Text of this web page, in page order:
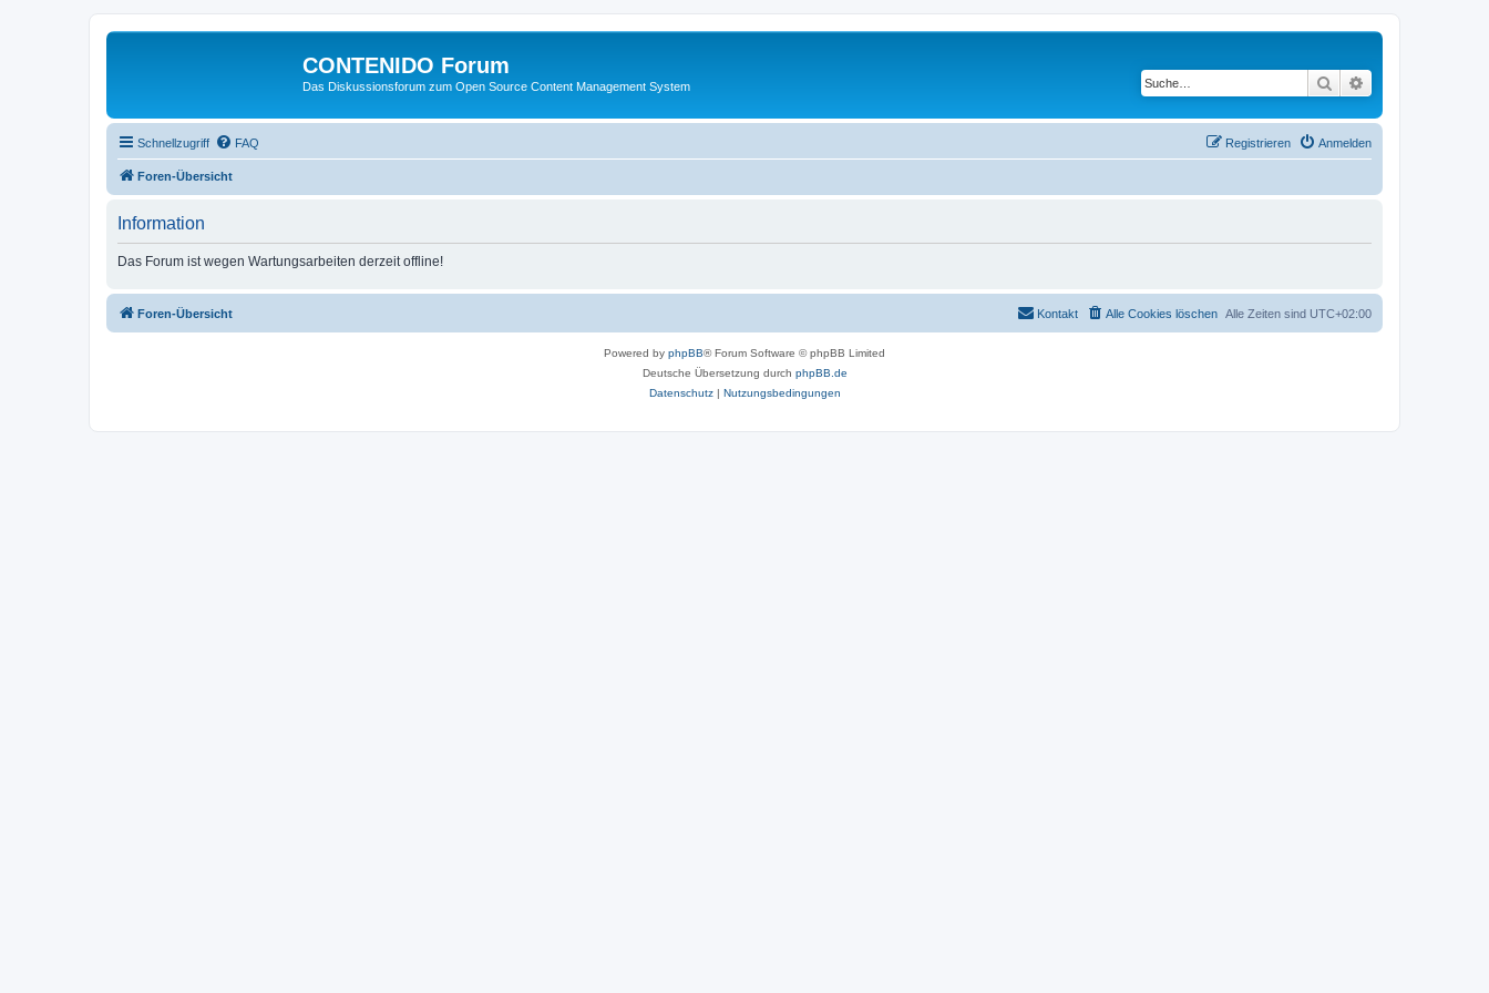
CONTENIDO Forum
Das Diskussionsforum zum Open Source Content Management System Suche
Schnellzugriff FAQ Anmelden
Registrieren
Foren-Übersicht
Information
Das Forum ist wegen Wartungsarbeiten derzeit offline!
Foren-Übersicht Alle Zeiten sind UTC+02:00
Alle Cookies löschen
Kontakt
Powered by phpBB® Forum Software © phpBB Limited
Deutsche Übersetzung durch phpBB.de
Datenschutz| Nutzungsbedingungen